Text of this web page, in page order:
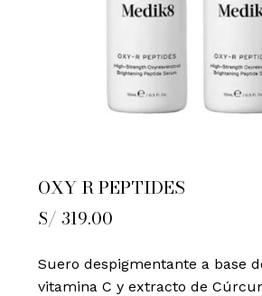
OXY R PEPTIDES
S/ 319.00
Suero despigmentante a base
vitamina C y extracto de